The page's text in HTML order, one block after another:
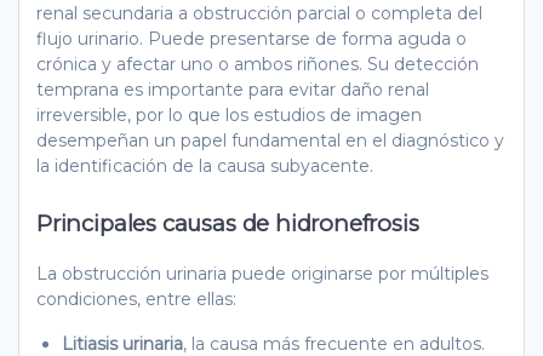
renal secundaria a obstrucción parcial o completa del
flujo urinario. Puede presentarse de forma aguda o
crónica y afectar uno o ambos riñones. Su detección
temprana es importante para evitar daño renal
irreversible, por lo que los estudios de imagen
desempeñan un papel fundamental en el diagnóstico y
la identificación de la causa subyacente.
Principales causas de hidronefrosis
La obstrucción urinaria puede originarse por múltiples
condiciones, entre ellas:
Litiasis urinaria, la causa más frecuente en adultos.